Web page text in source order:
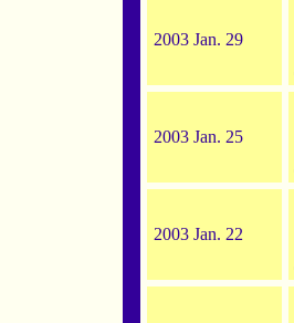
2003 Jan. 29
2003 Jan. 25
2003 Jan. 22